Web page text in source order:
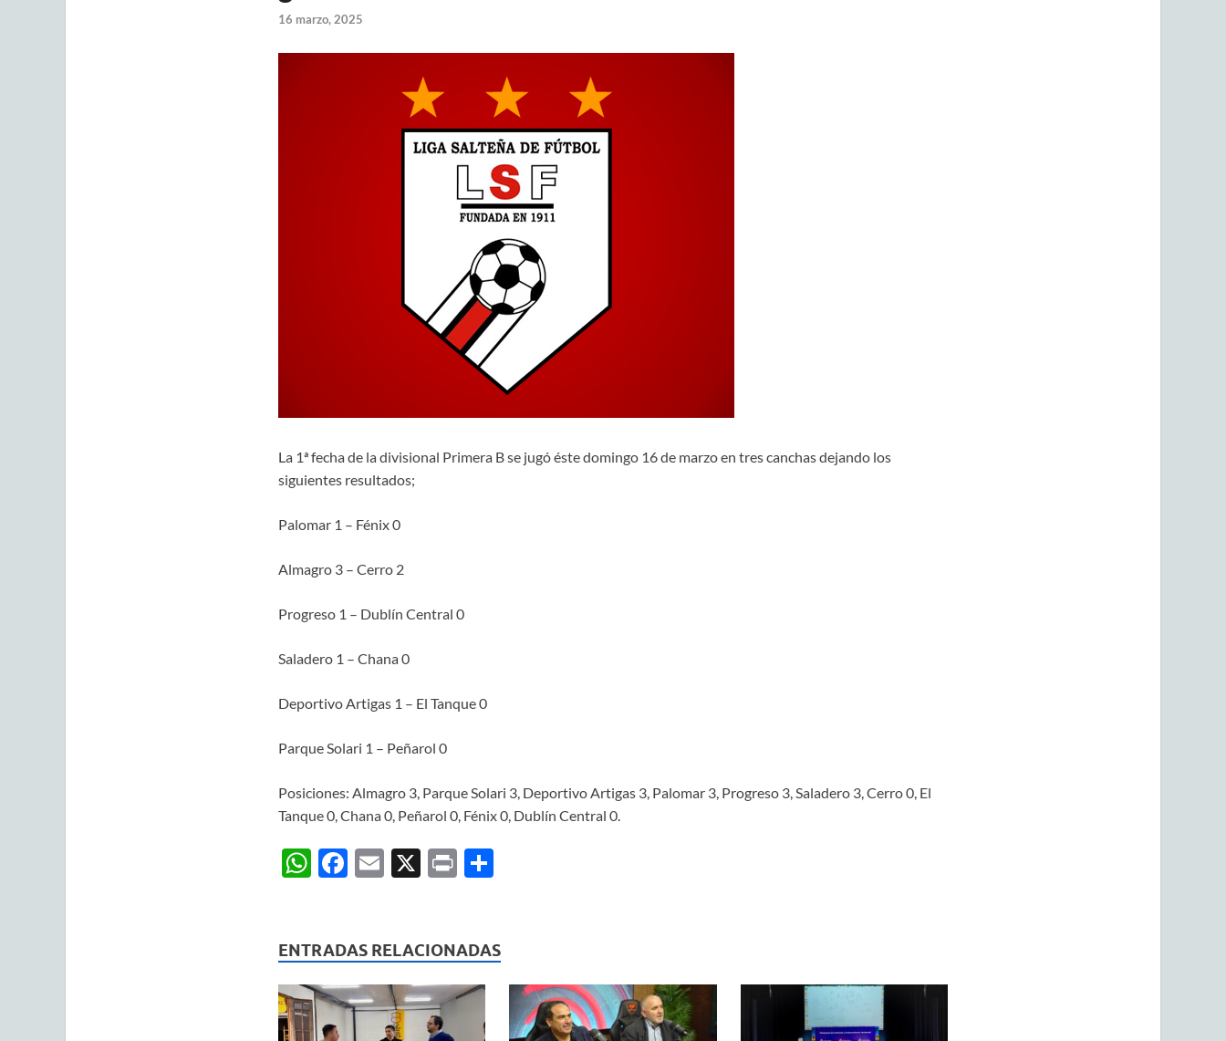
16 marzo, 2025
La 1ª fecha de la divisional Primera B se jugó éste domingo 16 de marzo en tres canchas dejando los
siguientes resultados;
Palomar 1 – Fénix 0
Almagro 3 – Cerro 2
Progreso 1 – Dublín Central 0
Saladero 1 – Chana 0
Deportivo Artigas 1 – El Tanque 0
Parque Solari 1 – Peñarol 0
Posiciones: Almagro 3, Parque Solari 3, Deportivo Artigas 3, Palomar 3, Progreso 3, Saladero 3, Cerro 0, El
Tanque 0, Chana 0, Peñarol 0, Fénix 0, Dublín Central 0.
W
s
A
p
F
b
o
o
E X P C
p
ar
ti
ENTRADAS RELACIONADAS